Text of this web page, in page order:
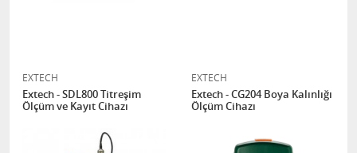
EXTECH
Extech - SDL800 Titreşim
Ölçüm ve Kayıt Cihazı
EXTECH
Extech - CG204 Boya Kalınlığı
Ölçüm Cihazı